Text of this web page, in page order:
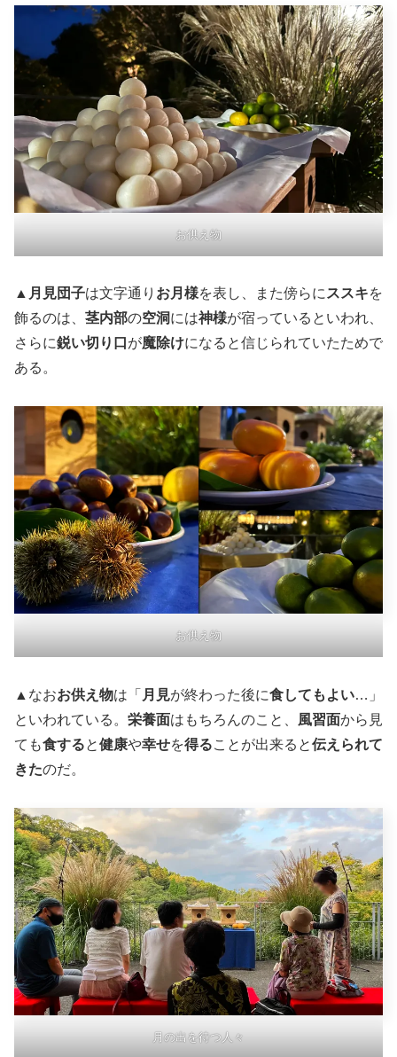
お供え物
▲ 月見団子は文字通り お月様を表し、また傍らにススキを
飾るのは、 茎内部の空洞には神様が宿っているといわれ、
さらに鋭い切り口 が魔除けになると信じられていたためで
ある。
お供え物
▲なおお供え物は「 月見が終わった後に食してもよい…」
といわれている。 栄養面はもちろんのこと、 風習面から見
ても食すると健康や幸せを得ることが出来ると伝えられて
きたのだ。
月の出を待つ人々